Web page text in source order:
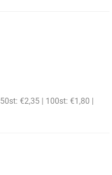
€2,35 | 100st: €1,80 |